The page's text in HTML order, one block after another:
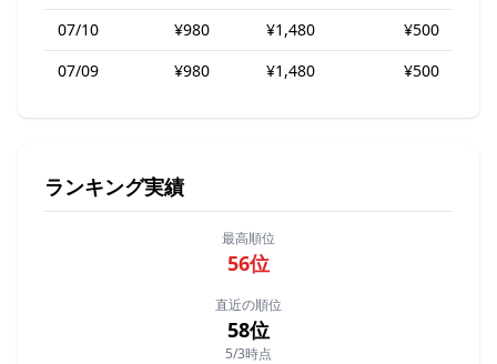
07/10
¥980 ¥1,480
¥500
07/09
¥980 ¥1,480 ¥500
ランキング実績
最高順位
56位
直近の順位
58位
5/3時点